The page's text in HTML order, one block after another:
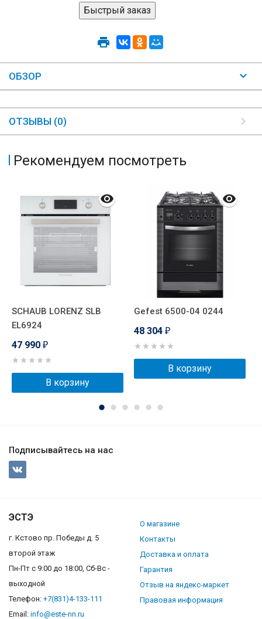
ОБЗОР
ОТЗЫВЫ (0)
Рекомендуем посмотреть
SCHAUB LORENZ SLB
EL6924
47 990 ₽
В корзину
Gefest 6500-04 0244
48 304 ₽
В корзину
Подписывайтесь на нас
ЭСТЭ
г. Кстово пр. Победы д. 5
второй этаж
Пн-Пт с 9:00 до 18:00, Сб-Вс -
выходной
Телефон: +7(831)4-133-111
Email: info@este-nn.ru
О магазине
Контакты
Доставка и оплата
Гарантия
Отзыв на яндекс-маркет
Правовая информация